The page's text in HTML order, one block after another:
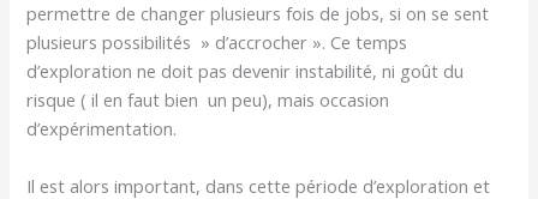
permettre de changer plusieurs fois de jobs, si on se sent
plusieurs possibilités » d’accrocher ». Ce temps
d’exploration ne doit pas devenir instabilité, ni goût du
risque ( il en faut bien un peu), mais occasion
d’expérimentation.
Il est alors important, dans cette période d’exploration et